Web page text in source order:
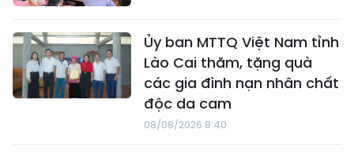
Ủy ban MTTQ Việt Nam tỉnh
Lào Cai thăm, tặng quà
các gia đình nạn nhân chất
độc da cam
08/08/2026 8:40